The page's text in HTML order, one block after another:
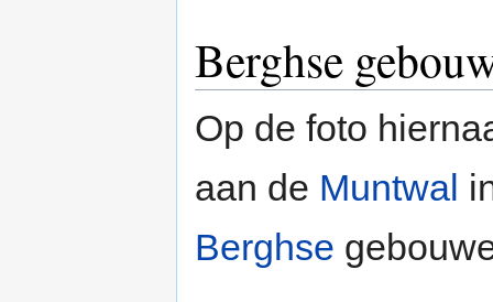
Berghse
Op de foto
aan de Muntwal
Berghse